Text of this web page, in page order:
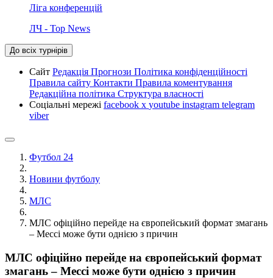
Ліга конференцій
ЛЧ - Top News
До всіх турнірів
Сайт Редакція Прогнози Політика конфіденційності
Правила сайту Контакти Правила коментування
Редакційна політика Структура власності
Соціальні мережі facebook x youtube instagram telegram
viber
Футбол 24
Новини футболу
МЛС
МЛС офіційно перейде на європейський формат змагань
– Мессі може бути однією з причин
МЛС офіційно перейде на європейський формат
змагань – Мессі може бути однією з причин